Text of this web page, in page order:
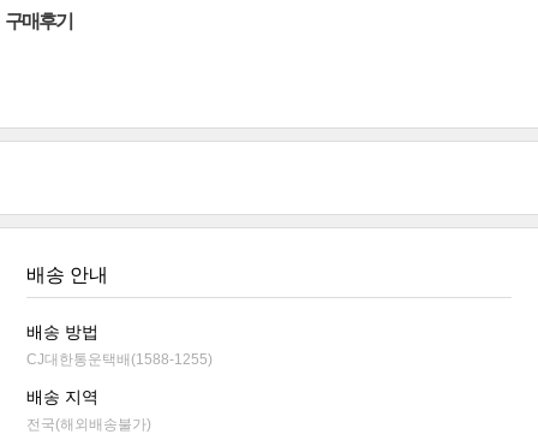
구매후기
배송 안내
배송 방법
CJ대한통운택배(1588-1255)
배송 지역
전국(해외배송불가)